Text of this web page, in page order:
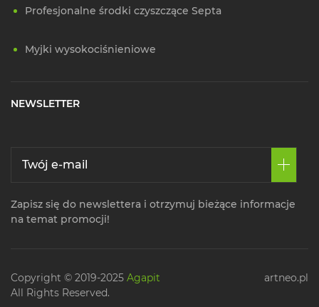
Profesjonalne środki czyszczące Septa
Myjki wysokociśnieniowe
NEWSLETTER
Zapisz się do newslettera i otrzymuj bieżące informacje
na temat promocji!
Copyright © 2019-2025 Agapit
All Rights Reserved.
artneo.pl